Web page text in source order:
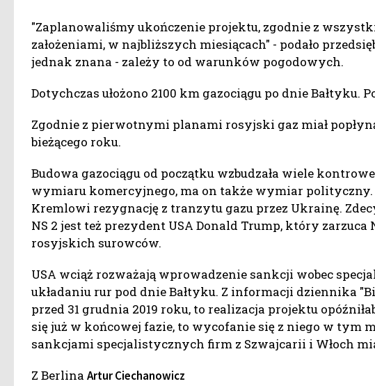
"Zaplanowaliśmy ukończenie projektu, zgodnie z
założeniami, w najbliższych miesiącach" - podało
jednak znana - zależy to od warunków pogodowych.
Dotychczas ułożono 2100 km gazociągu po dnie Bałtyku.
Zgodnie z pierwotnymi planami rosyjski gaz miał
bieżącego roku.
Budowa gazociągu od początku wzbudzała wiele
wymiaru komercyjnego, ma on także wymiar
Kremlowi rezygnację z tranzytu gazu przez Ukrainę.
NS 2 jest też prezydent USA Donald Trump, który
rosyjskich surowców.
USA wciąż rozważają wprowadzenie sankcji wobec
układaniu rur pod dnie Bałtyku. Z informacji dziennika
przed 31 grudnia 2019 roku, to realizacja projektu
się już w końcowej fazie, to wycofanie się z niego w tym
sankcjami specjalistycznych firm z Szwajcarii i Włoch
Z Berlina Artur Ciechanowicz